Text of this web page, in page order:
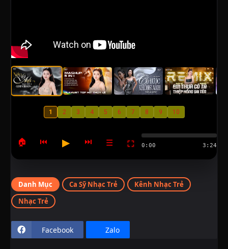
1 2 3 4 5 6 7 8 9 10
🏠 ⏮ ▶ ⏭ ☰ ⛶ 0:00 3:24
Danh Mục Ca Sỹ Nhạc Trẻ
Kênh Nhạc Trẻ
Nhạc Trẻ
Facebook Zalo